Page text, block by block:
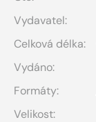
Vydavatel:
Celková délka:
Vydáno:
Formáty:
Velikost: